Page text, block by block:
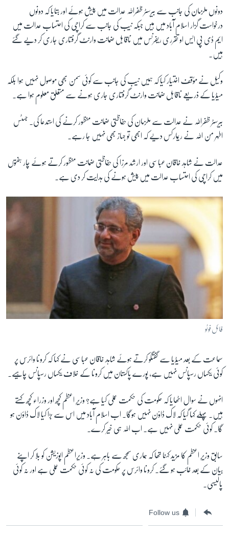
دونوں ملزمان کی جانب سے بیرسٹر ظفراللہ عدالت میں پیش ہوئے اور بتایا کہ دونوں
درخواست گزار اسلام آباد میں ہیں جبکہ نیب کی جانب سے کراچی کی احتساب عدالت میں
ایم ڈی پی ایس او تقرری ریفرنس میں ناقابل ضمانت وارنٹ گرفتاری جاری کر دیے گئے
ہیں۔
وکیل نے مؤقف اختیار کیا کہ ہمیں نیب کی جانب سے کوئی سمن بھی موصول نہیں ہوا بلکہ
میڈیا کے ذریعے ناقابل ضمانت وارنٹ گرفتاری جاری ہونے سے متعلق معلوم ہوا ہے۔
بیرسٹر ظفراللہ نے عدالت سے ملزمان کی حفاظتی ضمانت منظور کرنے کی استدعا کی۔
جسٹس
اطہر من اللہ نے ریمارکس دیے کہ ابھی تو جہاز بھی نہیں جا رہے۔
عدالت نے شاہد خاقان عباسی اور ارشد مرزا کی حفاظتی ضمانت منظور کرتے ہوئے چار ہفتوں
میں کراچی کی احتساب عدالت میں پیش ہونے کی ہدایت کر دی ہے۔
فائل فوٹو
سماعت کے بعد میڈیا سے گفتگو کرتے ہوئے شاہد خاقان عباسی نے کہا کہ ‏کرونا وائرس پر
کوئی یکساں رسپانس نہیں ہے، ‏پورے پاکستان میں کرونا کے خلاف یکساں رسپانس چاہیے۔
انہوں نے سوال اٹھایا کہ ‏حکومت کی حکمت عملی کیا ہے؟ وزیرِ اعظم کچھ اور وزراء کچھ کہتے
ہیں۔ پہلے کہا گیا کہ لاک ڈاوؑن نہیں ہوگا۔ اب اسلام آباد میں اس سے بڑا کیا لاک ڈاؤن ہو
گا۔ ‏کوئی حکمت عملی نہیں ہے۔ اب اللہ ہی خیر کرے۔
سابق وزیرِ اعظم کا مزید کہنا تھا کہ ہماری سمجھ سے باہر ہے۔‏ وزیراعظم اپوزیشن کو بلا کر اپنے
بیان کے بعد غائب ہو گئے۔ ‏کرونا وائرس پر حکومت کی نہ کوئی حکمت عملی ہے اور نہ کوئی
پالیسی۔
Follow us